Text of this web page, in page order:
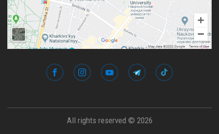
All rights reserved © 2026